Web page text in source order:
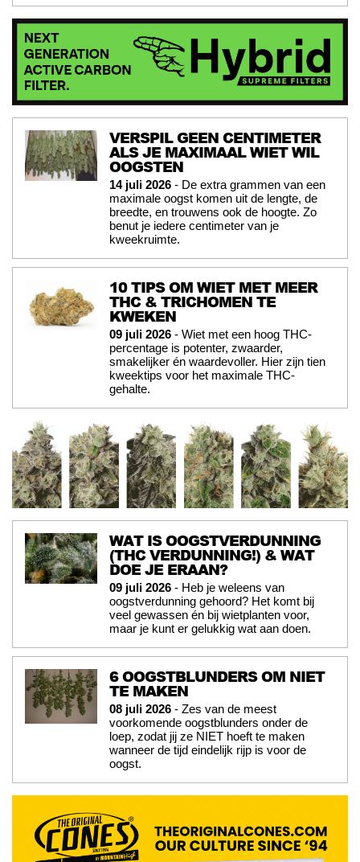
VERSPIL GEEN CENTIMETER
ALS JE MAXIMAAL WIET WIL
OOGSTEN
14 juli 2026 - De extra grammen van een
maximale oogst komen uit de lengte, de
breedte, en trouwens ook de hoogte. Zo
benut je iedere centimeter van je
kweekruimte.
10 TIPS OM WIET MET MEER
THC & TRICHOMEN TE
KWEKEN
09 juli 2026 - Wiet met een hoog THC-
percentage is potenter, zwaarder,
smakelijker én waardevoller. Hier zijn tien
kweektips voor het maximale THC-
gehalte.
WAT IS OOGSTVERDUNNING
(THC VERDUNNING!) & WAT
DOE JE ERAAN?
09 juli 2026 - Heb je weleens van
oogstverdunning gehoord? Het komt bij
veel gewassen én bij wietplanten voor,
maar je kunt er gelukkig wat aan doen.
6 OOGSTBLUNDERS OM NIET
TE MAKEN
08 juli 2026 - Zes van de meest
voorkomende oogstblunders onder de
loep, zodat jij ze NIET hoeft te maken
wanneer de tijd eindelijk rijp is voor de
oogst.